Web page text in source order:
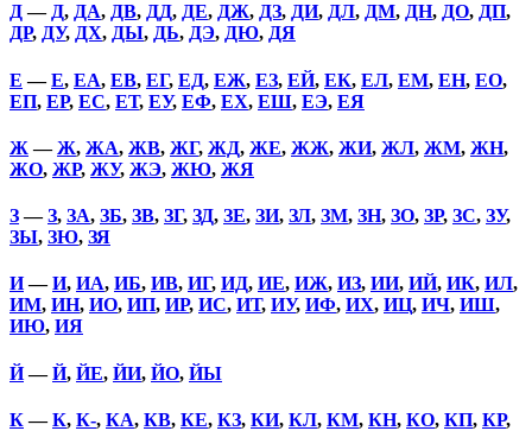
Д— Д, ДА, ДВ, ДД, ДЕ, ДЖ, ДЗ, ДИ, ДЛ, ДМ, ДН, ДО, ДП,
ДР, ДУ, ДХ, ДЫ, ДЬ, ДЭ, ДЮ, ДЯ
Е —Е, ЕА, ЕВ, ЕГ, ЕД, ЕЖ, ЕЗ, ЕЙ, ЕК, ЕЛ, ЕМ, ЕН, ЕО,
ЕП, ЕР, ЕС, ЕТ, ЕУ, ЕФ, ЕХ, ЕШ, ЕЭ, ЕЯ
Ж —Ж, ЖА, ЖВ, ЖГ, ЖД, ЖЕ, ЖЖ, ЖИ, ЖЛ, ЖМ, ЖН,
ЖО, ЖР, ЖУ, ЖЭ, ЖЮ, ЖЯ
З—З, ЗА, ЗБ, ЗВ, ЗГ, ЗД, ЗЕ, ЗИ, ЗЛ, ЗМ, ЗН, ЗО, ЗР, ЗС, ЗУ,
ЗЫ, ЗЮ, ЗЯ
И—И, ИА, ИБ, ИВ, ИГ, ИД, ИЕ, ИЖ, ИЗ, ИИ, ИЙ, ИК, ИЛ,
ИМ, ИН, ИО, ИП, ИР, ИС, ИТ, ИУ, ИФ, ИХ, ИЦ, ИЧ, ИШ,
ИЮ, ИЯ
Й—Й, ЙЕ, ЙИ, ЙО, ЙЫ
К—К, К-, КА, КВ, КЕ, КЗ, КИ, КЛ, КМ, КН, КО, КП, КР,